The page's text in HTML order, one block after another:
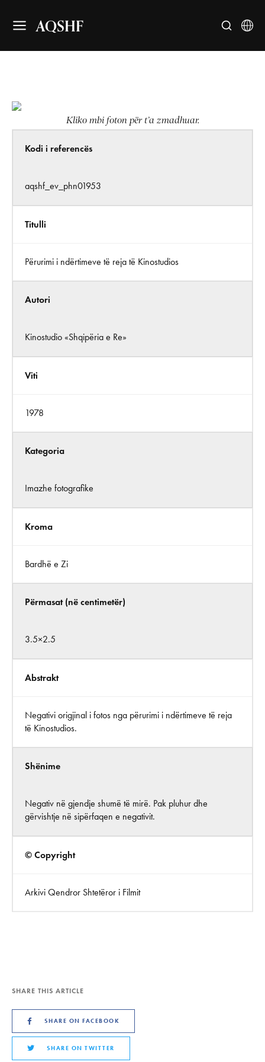
AQSHF
Kliko mbi foton për t’a zmadhuar.
Kodi i referencës
aqshf_ev_phn01953
Titulli
Përurimi i ndërtimeve të reja të Kinostudios
Autori
Kinostudio «Shqipëria e Re»
Viti
1978
Kategoria
Imazhe fotografike
Kroma
Bardhë e Zi
Përmasat (në centimetër)
3.5×2.5
Abstrakt
Negativi origjinal i fotos nga përurimi i ndërtimeve të reja
të Kinostudios.
Shënime
Negativ në gjendje shumë të mirë. Pak pluhur dhe
gërvishtje në sipërfaqen e negativit.
© Copyright
Arkivi Qendror Shtetëror i Filmit
SHARE THIS ARTICLE
SHARE ON FACEBOOK
SHARE ON TWITTER